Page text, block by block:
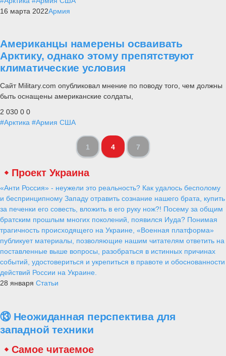
16 марта 2022Армия
Американцы намерены осваивать
Арктику, однако этому препятствуют
климатические условия
Сайт Military.com опубликовал мнение по поводу того, чем должны
быть оснащены американские солдаты,
2 030 0 0
#Арктика #Армия США
1 4 7
Проект Украина
«Анти Россия» - неужели это реальность? Как удалось бесполому
и беспринципному Западу отравить сознание нашего брата, купить
за печенки его совесть, вложить в его руку нож?! Посему за общим
братским прошлым многих поколений, появился Иуда? Понимая
трагичность происходящего на Украине, «Военная платформа»
публикует материалы, позволяющие нашим читателям ответить на
поставленные выше вопросы, разобраться в истинных причинах
событий, удостовериться и укрепиться в правоте и обоснованности
действий России на Украине.
28 января Статьи
⑬ Неожиданная перспектива для
западной техники
Самое читаемое